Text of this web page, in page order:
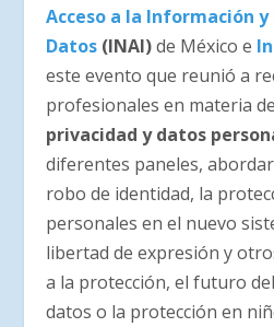
Acceso a la Información
Datos (INAI)de México e
este evento que reunió a
profesionales en materia de
privacidad y datos
diferentes paneles,
robo de identidad, la
personales en el nuevo
libertad de expresión y
a la protección, el futuro
datos o la protección en